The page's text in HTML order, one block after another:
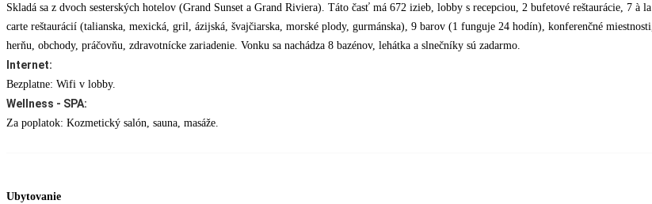
Skladá sa z dvoch sesterských hotelov (Grand Sunset a Grand Riviera). Táto časť má 672 izieb, lobby s recepciou, 2 bufetové reštaurácie, 7 à la
carte reštaurácií (talianska, mexická, gril, ázijská, švajčiarska, morské plody, gurmánska), 9 barov (1 funguje 24 hodín), konferenčné miestnosti,
herňu, obchody, práčovňu, zdravotnícke zariadenie. Vonku sa nachádza 8 bazénov, lehátka a slnečníky sú zadarmo.
Internet:
Bezplatne: Wifi v lobby.
Wellness - SPA:
Za poplatok: Kozmetický salón, sauna, masáže.
Ubytovanie